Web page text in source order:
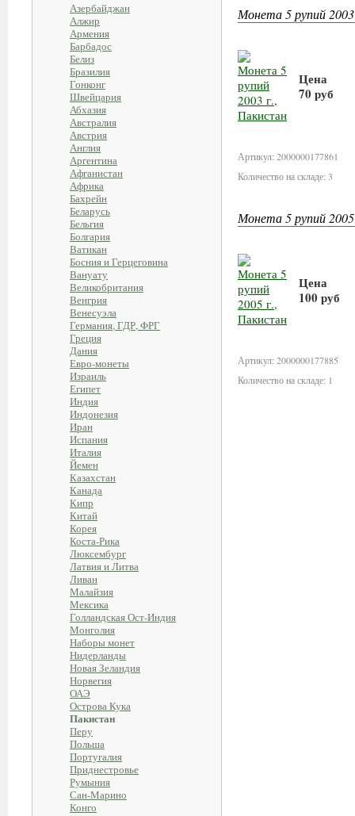
Азербайджан
Алжир
Армения
Барбадос
Белиз
Бразилия
Гонконг
Швейцария
Абхазия
Австралия
Австрия
Англия
Аргентина
Афганистан
Африка
Бахрейн
Беларусь
Бельгия
Болгария
Ватикан
Босния и Герцеговина
Вануату
Великобритания
Венгрия
Венесуэла
Германия, ГДР, ФРГ
Греция
Дания
Евро-монеты
Израиль
Египет
Индия
Индонезия
Иран
Испания
Италия
Йемен
Казахстан
Канада
Кипр
Китай
Корея
Коста-Рика
Люксембург
Латвия и Литва
Ливан
Малайзия
Мексика
Голландская Ост-Индия
Монголия
Наборы монет
Нидерланды
Новая Зеландия
Норвегия
ОАЭ
Острова Кука
Пакистан
Перу
Польша
Португалия
Приднестровье
Румыния
Сан-Марино
Конго
Монета 5 рупий
Цена
70 руб
Артикул: 2000000177861
Количество на складе: 3
Монета 5 рупий
Цена
100 руб
Артикул: 2000000177885
Количество на складе: 1